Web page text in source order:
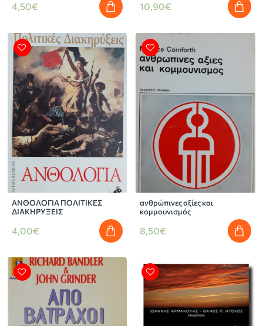
4,50€ 10,90€
ΑΝΘΟΛΟΓΙΑ ΠΟΛΙΤΙΚΕΣ
ΔΙΑΚΗΡΥΞΕΙΣ
4,00€
ανθρώπινες αξίες και
κομμουνισμός
8,50€